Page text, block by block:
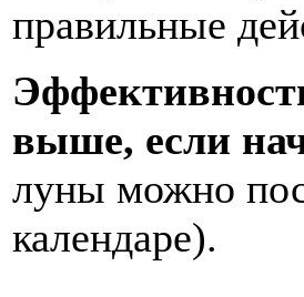
правильные
выше, если
луны можно
календаре).